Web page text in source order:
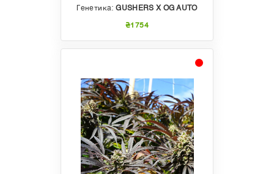
Генетика:GUSHERS X OG AUTO
₴1754